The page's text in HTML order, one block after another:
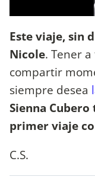
Este viaje, sin
Nicole. Tener
compartir
siempre desea
Sienna
primer viaje
C.S.